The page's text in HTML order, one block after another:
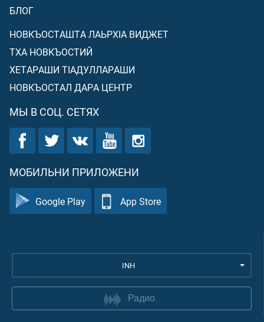
БЛОГ
НОВКЪОСТАШТА ЛАЬРХIА ВИДЖЕТ
ТХА НОВКЪОСТИЙ
ХЕТАРАШИ ТIАДУЛЛАРАШИ
НОВКЪОСТАЛ ДАРА ЦЕНТР
МЫ В СОЦ. СЕТЯХ
МОБИЛЬНИ ПРИЛОЖЕНИ
Google Play App Store
INH
Радио